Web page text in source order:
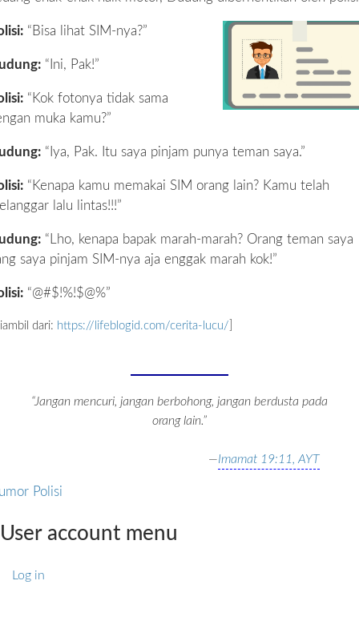
“Bisa lihat SIM-nya?”
“Ini, Pak!”
“Kok fotonya tidak sama
muka kamu?”
“Iya, Pak. Itu saya pinjam punya teman saya.”
“Kenapa kamu memakai SIM orang lain? Kamu telah
lalu lintas!!!”
“Lho, kenapa bapak marah-marah? Orang teman saya
saya pinjam SIM-nya aja enggak marah kok!”
“@#$!%!$@%”
dari: https://lifeblogid.com/cerita-lucu/
“Jangan mencuri, jangan berbohong, jangan berdusta pada
orang lain.”
—Imamat 19:11, AYT
Polisi
User account menu
Log in